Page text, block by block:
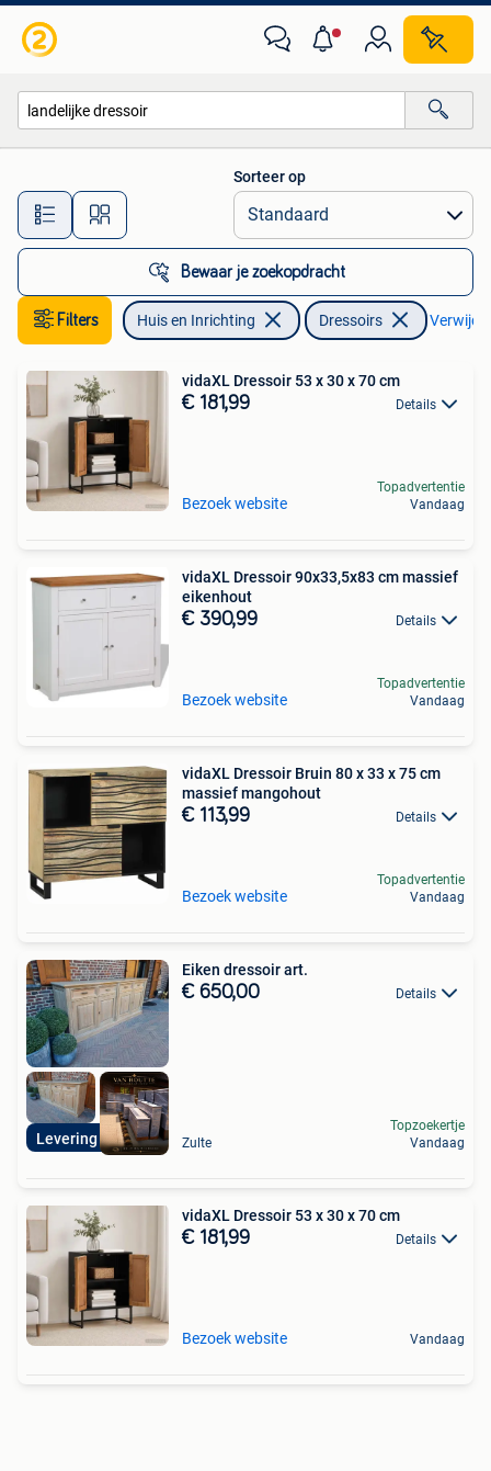
Alle afstanden…
Sorteer op
Bewaar je zoekopdracht
Filters Huis en Inrichting Dressoirs
vidaXL Dressoir 53 x 30 x 70 cm
€ 181,99 Details
Bezoek website
Topadvertentie
Vandaag
vidaXL Dressoir 90x33,5x83 cm massief
eikenhout
€ 390,99 Details
Bezoek website
Topadvertentie
Vandaag
vidaXL Dressoir Bruin 80 x 33 x 75 cm
massief mangohout
€ 113,99 Details
Bezoek website
Topadvertentie
Vandaag
Levering mogelijk
Eiken dressoir art.
€ 650,00 Details
Zulte
Topzoekertje
Vandaag
vidaXL Dressoir 53 x 30 x 70 cm
€ 181,99 Details
Bezoek website Vandaag